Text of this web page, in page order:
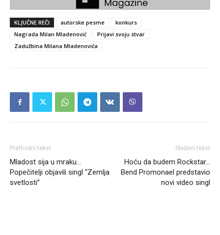
KLJUČNE REČI autorske pesme
konkurs
Nagrada Milan Mladenović
Prijavi svoju stvar
Zadužbina Milana Mladenovića
Prethodni tekst
Mladost sija u mraku…
Popečitelji objavili singl “Zemlja
svetlosti”
Sledeći tekst
Hoću da budem Rockstar…
Bend Promonael predstavio
novi video singl